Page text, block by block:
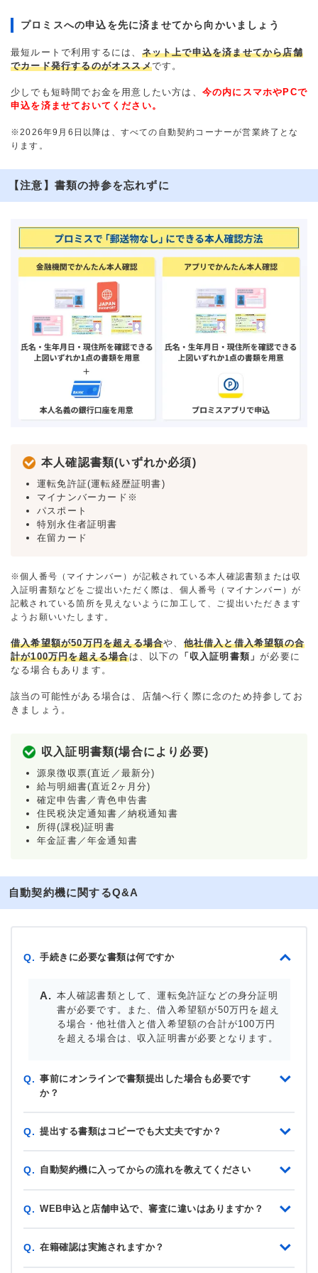
プロミスへの申込を先に済ませてから向かいましょう
最短ルートで利用するには、 ネット上で申込を済ませてから店舗
でカード発行するのがオススメです。
少しでも短時間でお金を用意したい方は、 今の内にスマホやPCで
申込を済ませておいてください。
※2026年9月6日以降は、すべての自動契約コーナーが営業終了とな
ります。
【注意】書類の持参を忘れずに
本人確認書類(いずれか必須)
運転免許証(運転経歴証明書)
マイナンバーカード※
パスポート
特別永住者証明書
在留カード
※個人番号（マイナンバー）が記載されている本人確認書類または収
入証明書類などをご提出いただく際は、個人番号（マイナンバー）が
記載されている箇所を見えないように加工して、ご提出いただきます
ようお願いいたします。
借入希望額が50万円を超える場合や、 他社借入と借入希望額の合
計が100万円を超える場合は、以下の 「収入証明書類」が必要に
なる場合もあります。
該当の可能性がある場合は、店舗へ行く際に念のため持参してお
きましょう。
収入証明書類(場合により必要)
源泉徴収票(直近／最新分)
給与明細書(直近2ヶ月分)
確定申告書／青色申告書
住民税決定通知書／納税通知書
所得(課税)証明書
年金証書／年金通知書
自動契約機に関するQ&A
Q. 手続きに必要な書類は何ですか
本人確認書類として、運転免許証などの身分証明
書が必要です。また、借入希望額が50万円を超え
る場合・他社借入と借入希望額の合計が100万円
を超える場合は、収入証明書が必要となります。
Q. 事前にオンラインで書類提出した場合も必要です
か？
Q. 提出する書類はコピーでも大丈夫ですか？
Q. 自動契約機に入ってからの流れを教えてください
Q. WEB申込と店舗申込で、審査に違いはありますか？
Q. 在籍確認は実施されますか？